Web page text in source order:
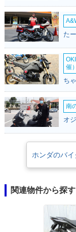
た
催）
ち
南
オ
ホンダのバ
関連物件から探す